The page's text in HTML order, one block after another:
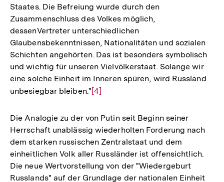
Staates. Die Befreiung wurde durch den
Zusammenschluss des Volkes möglich,
dessenVertreter unterschiedlichen
Glaubensbekenntnissen, Nationalitäten und sozialen
Schichten angehörten. Das ist besonders symbolisch
und wichtig für unseren Vielvölkerstaat. Solange wir
eine solche Einheit im Inneren spüren, wird Russland
unbesiegbar bleiben."Zur
der
Fußnote
[4]
Die Analogie zu der von Putin seit Beginn seiner
Herrschaft unablässig wiederholten Forderung nach
dem starken russischen Zentralstaat und dem
einheitlichen Volk aller Russländer ist offensichtlich.
Die neue Wertvorstellung von der "Wiedergeburt
Russlands" auf der Grundlage der nationalen Einheit